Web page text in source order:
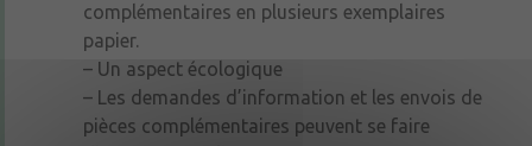
complémentaires en plusieurs exemplaires
papier.
– Un aspect écologique
– Les demandes d’information et les envois de
pièces complémentaires peuvent se faire